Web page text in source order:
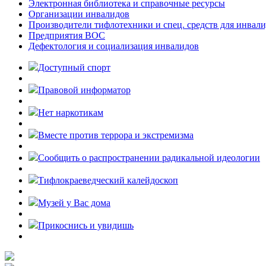
Электронная библиотека и справочные ресурсы
Организации инвалидов
Производители тифлотехники и спец. средств для
Предприятия ВОС
Дефектология и социализация инвалидов
Доступный спорт
Правовой информатор
Нет наркотикам
Вместе против террора и экстремизма
Cообщить о распространении радикальной идеологии
Тифлокраеведческий калейдоскоп
Музей у Вас дома
Прикоснись и увидишь